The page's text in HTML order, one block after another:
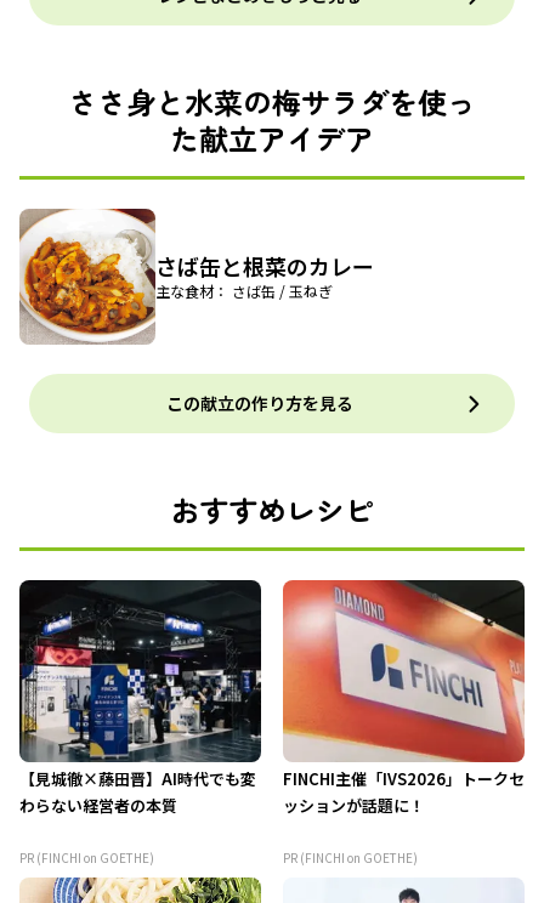
ささ身と水菜の梅サラダを使っ
た献立アイデア
さば缶と根菜のカレー
主な食材： さば缶 / 玉ねぎ
この献立の作り方を見る
おすすめレシピ
【見城徹×藤田晋】AI時代でも変
わらない経営者の本質
PR (FINCHI on GOETHE)
FINCHI主催「IVS2026」トークセ
ッションが話題に！
PR (FINCHI on GOETHE)